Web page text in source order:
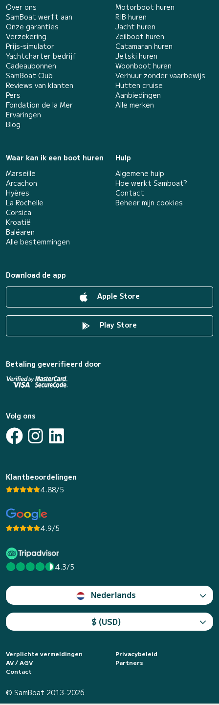
Over ons
SamBoat werft aan
Onze garanties
Verzekering
Prijs-simulator
Yachtcharter bedrijf
Cadeaubonnen
SamBoat Club
Reviews van klanten
Pers
Fondation de la Mer
Ervaringen
Blog
Motorboot huren
RIB huren
Jacht huren
Zeilboot huren
Catamaran huren
Jetski huren
Woonboot huren
Verhuur zonder vaarbewijs
Hutten cruise
Aanbiedingen
Alle merken
Waar kan ik een boot huren
Marseille
Arcachon
Hyères
La Rochelle
Corsica
Kroatië
Baléaren
Alle bestemmingen
Hulp
Algemene hulp
Hoe werkt Samboat?
Contact
Beheer mijn cookies
Download de app
Apple Store
Play Store
Betaling geverifieerd door
Volg ons
Klantbeoordelingen
4.88/5
4.9/5
4.3/5
Nederlands
$ (USD)
Verplichte vermeldingen
Privacybeleid
AV / AGV
Partners
Contact
© SamBoat 2013-2026